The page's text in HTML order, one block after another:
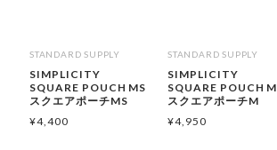
STANDARD SUPPLY
SIMPLICITY
SQUARE POUCH MS
スクエアポーチMS
¥4,400
STANDARD SUPPLY
SIMPLICITY
SQUARE POUCH M
スクエアポーチM
¥4,950